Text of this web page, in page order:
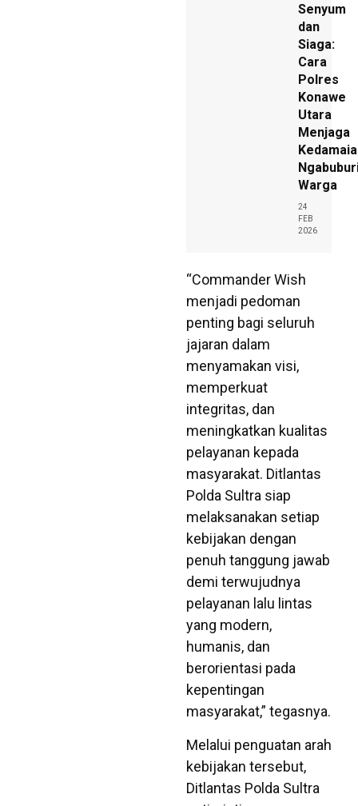
Senyum
dan
Siaga:
Cara
Polres
Konawe
Utara
Menjaga
Warga
24
FEB
2026
“Commander Wish
menjadi pedoman
penting bagi seluruh
jajaran dalam
menyamakan visi,
memperkuat
integritas, dan
meningkatkan kualitas
pelayanan kepada
masyarakat. Ditlantas
Polda Sultra siap
melaksanakan setiap
kebijakan dengan
penuh tanggung jawab
demi terwujudnya
pelayanan lalu lintas
yang modern,
humanis, dan
berorientasi pada
kepentingan
masyarakat,” tegasnya.
Melalui penguatan arah
kebijakan tersebut,
Ditlantas Polda Sultra